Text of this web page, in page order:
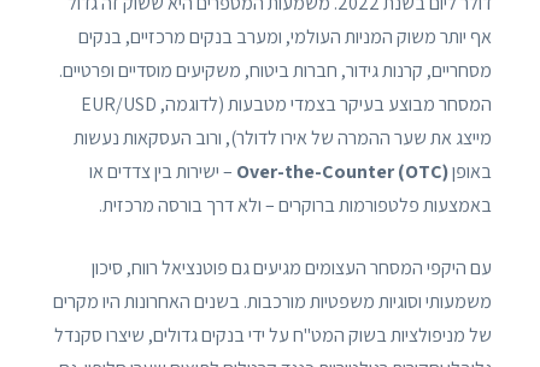
אף יותר משוק המניות העולמי, ומערב בנקים מרכזיים, בנקים
מסחריים, קרנות גידור, חברות ביטוח, משקיעים מוסדיים ופרטיים.
המסחר מבוצע בעיקר בצמדי מטבעות (לדוגמה, EUR/USD
מייצג את שער ההמרה של אירו לדולר), ורוב העסקאות נעשות
באופןOver-the-Counter (OTC) – ישירות בין צדדים או
באמצעות פלטפורמות ברוקרים – ולא דרך בורסה מרכזית.
עם היקפי המסחר העצומים מגיעים גם פוטנציאל רווח, סיכון
משמעותי וסוגיות משפטיות מורכבות. בשנים האחרונות היו מקרים
של מניפולציות בשוק המט"ח על ידי בנקים גדולים, שיצרו סקנדל